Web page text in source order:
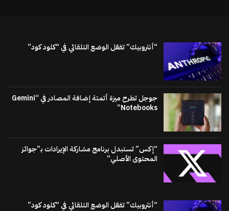
“أنثروبيك” تفعّل الوضع التلقائي في “كلود كود”
جوجل تطرح ميزة أتمتة إضافة المصادر في “Gemini
Notebooks”
“إكس” تستبدل برنامج مشاركة الإيرادات بـ”جوائز
المحتوى الأصلي”
“أنثروبيك” تفعّل الوضع التلقائي في “كلود كود”